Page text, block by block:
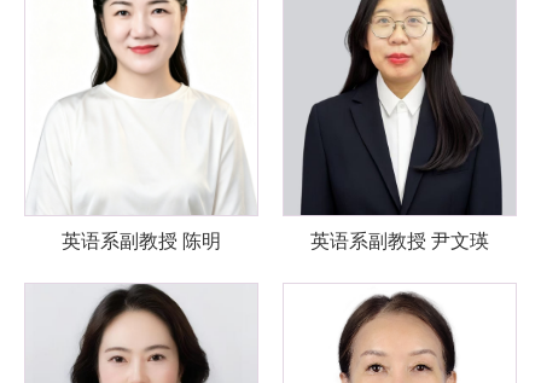
英语系副教授 陈明 英语系副教授 尹文瑛